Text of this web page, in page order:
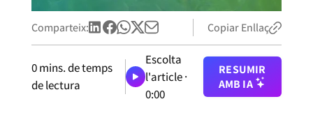
Comparteix: Copiar Enllaç
0mins. de temps
de lectura
Escolta
l'article ·
0:00
RESUMIR
AMB IA